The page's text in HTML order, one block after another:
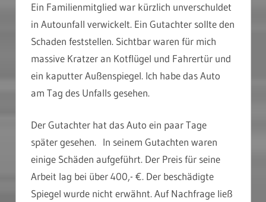
Ein Familienmitglied war kürzlich unverschuldet
in Autounfall verwickelt. Ein Gutachter sollte den
Schaden feststellen. Sichtbar waren für mich
massive Kratzer an Kotflügel und Fahrertür und
ein kaputter Außenspiegel. Ich habe das Auto
am Tag des Unfalls gesehen.
Der Gutachter hat das Auto ein paar Tage
später gesehen. In seinem Gutachten waren
einige Schäden aufgeführt. Der Preis für seine
Arbeit lag bei über 400,- €. Der beschädigte
Spiegel wurde nicht erwähnt. Auf Nachfrage ließ